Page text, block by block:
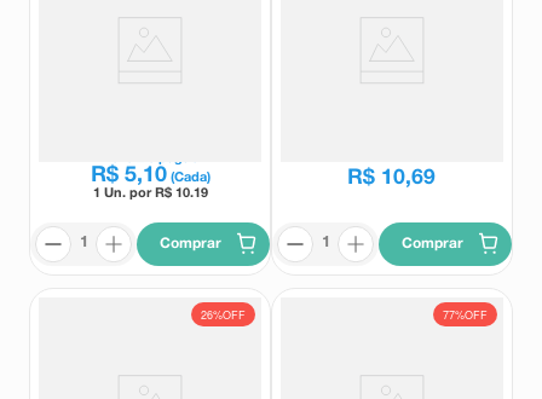
Tylenol DC Múltiplas Dores
R$ 5,10 (Cada)
1 Un. por R$ 10.19
Comprar
Torsilax 12 Comprimidos
R$ 10,69
Comprar
26%OFF 77%OFF